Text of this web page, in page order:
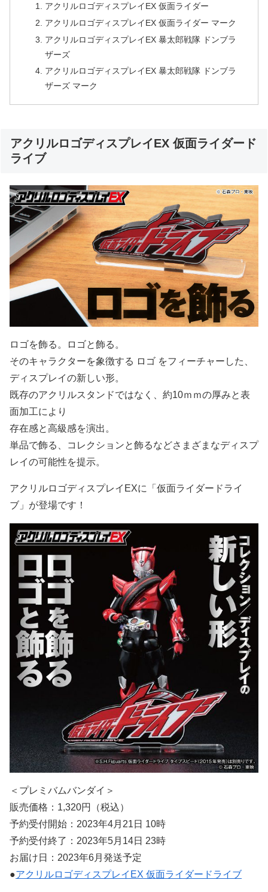
アクリルロゴディスプレイEX 仮面ライダー
アクリルロゴディスプレイEX 仮面ライダー マーク
アクリルロゴディスプレイEX 暴太郎戦隊 ドンブラ
ザーズ
アクリルロゴディスプレイEX 暴太郎戦隊 ドンブラ
ザーズ マーク
アクリルロゴディスプレイEX 仮面ライダード
ライブ
ロゴを飾る。ロゴと飾る。
そのキャラクターを象徴する ロゴ をフィーチャーした、
ディスプレイの新しい形。
既存のアクリルスタンドではなく、約10ｍｍの厚みと表
面加工により
存在感と高級感を演出。
単品で飾る、コレクションと飾るなどさまざまなディスプ
レイの可能性を提示。
アクリルロゴディスプレイEXに「仮面ライダードライ
ブ」が登場です！
＜プレミバムバンダイ＞
販売価格：1,320円（税込）
予約受付開始：2023年4月21日 10時
予約受付終了：2023年5月14日 23時
お届け日：2023年6月発送予定
●アクリルロゴディスプレイEX 仮面ライダードライブ